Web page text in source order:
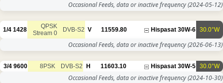
Occasional Feeds, data or
11559.80
V
DVB-S2
QPSK
Stream 0
1428
1/4
Occasional Feeds, data or
11603.10
H
DVB-S2
8PSK
9600
3/4
Occasional Feeds, data or